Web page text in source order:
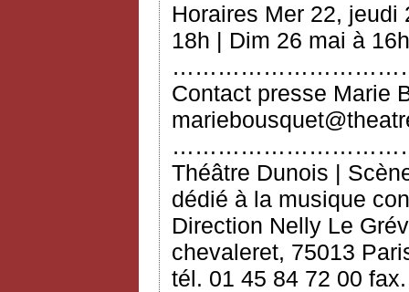
Horaires Mer 22,
18h | Dim 26 mai à 16h
Contact presse Marie
Théâtre Dunois |
dédié à la musique
Direction Nelly Le
chevaleret, 75013
tél. 01 45 84 72 00